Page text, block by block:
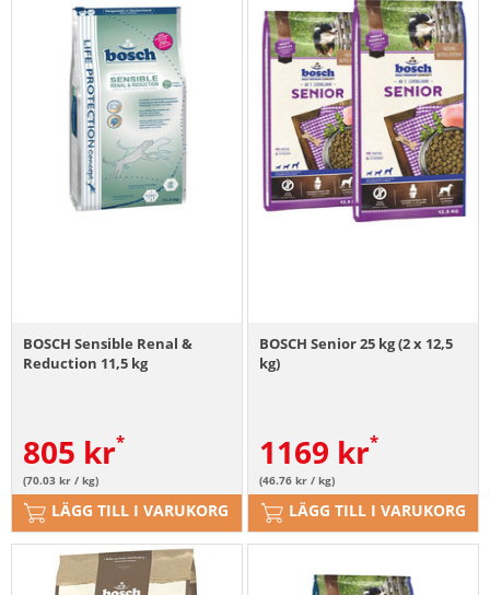
BOSCH Sensible Renal &
Reduction 11,5 kg
805 kr
(70.03 kr / kg)
LÄGG TILL I VARUKORG
BOSCH Senior 25 kg (2 x 12,5
kg)
1169 kr
(46.76 kr / kg)
LÄGG TILL I VARUKORG